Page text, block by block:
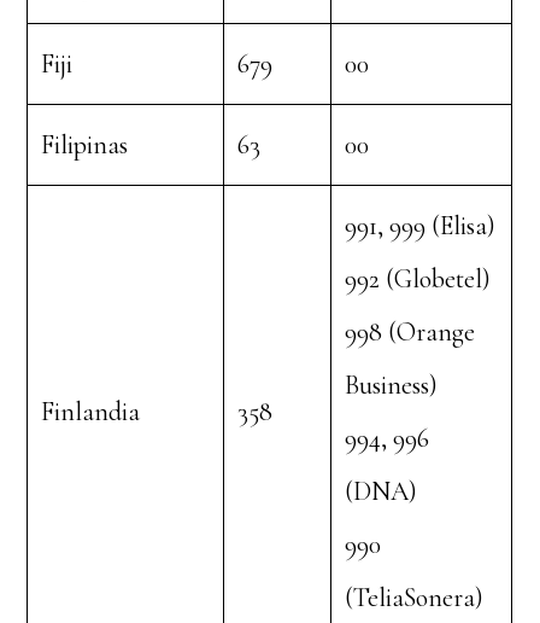
Fiji 679 00
Filipinas 63 00
Finlandia 358
991, 999 (Elisa)
992 (Globetel)
998 (Orange
Business)
994, 996
(DNA)
990
(TeliaSonera)